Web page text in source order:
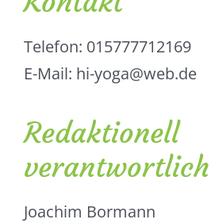
Telefon: 015777712169
E-Mail: hi-yoga@web.de
Redaktionell
verantwortlich
Joachim Bormann